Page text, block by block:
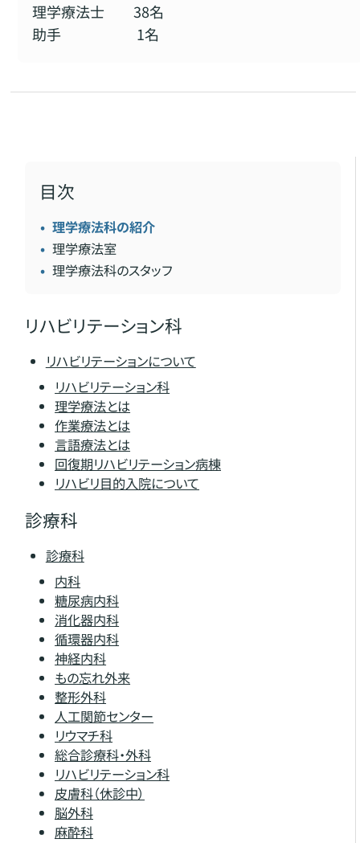
理学療法士 38名
助手 1名
目次
理学療法科の紹介
理学療法室
理学療法科のスタッフ
リハビリテーション科
リハビリテーションについて
リハビリテーション科
理学療法とは
作業療法とは
言語療法とは
回復期リハビリテーション病棟
リハビリ目的入院について
診療科
診療科
内科
糖尿病内科
消化器内科
循環器内科
神経内科
もの忘れ外来
整形外科
人工関節センター
リウマチ科
総合診療科・外科
リハビリテーション科
皮膚科（休診中）
脳外科
麻酔科